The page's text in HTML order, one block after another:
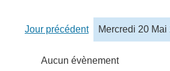
Jour précédent Mercredi 20 Mai
Aucun évènement